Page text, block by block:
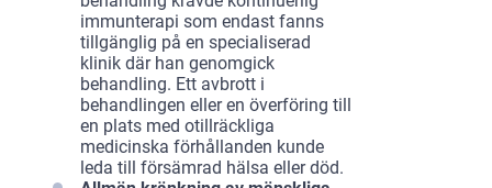
immunterapi som endast fanns
tillgänglig på en specialiserad
klinik där han genomgick
behandling. Ett avbrott i
behandlingen eller en överföring till
en plats med otillräckliga
medicinska förhållanden kunde
leda till försämrad hälsa eller död.